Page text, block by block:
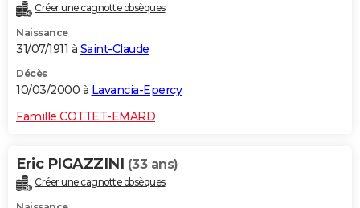
Créer une cagnotte obsèques
Naissance
31/07/1911 à Saint-Claude
Décès
10/03/2000 à Lavancia-Epercy
Famille COTTET-EMARD
Eric PIGAZZINI (33 ans)
Créer une cagnotte obsèques